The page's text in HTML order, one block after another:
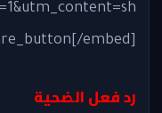
embed]
رد فعل الضحية